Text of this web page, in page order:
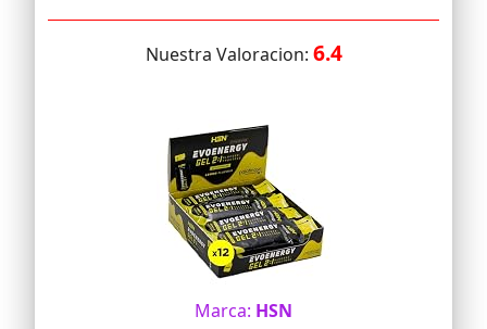
Nuestra Valoracion: 6.4
Marca: HSN